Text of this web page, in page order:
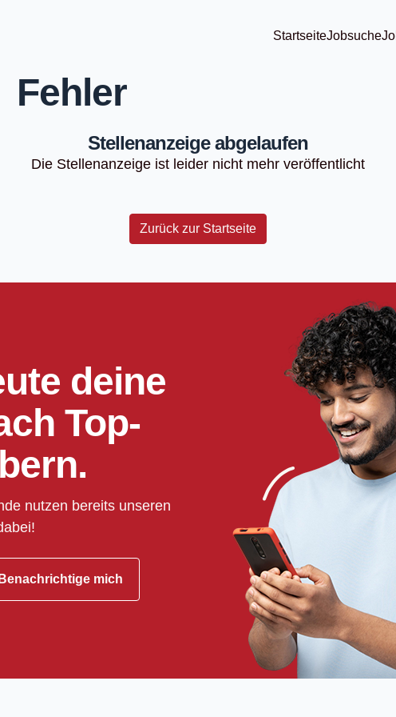
StartseiteJobsuche
Fehler
Stellenanzeige abgelaufen
Die Stellenanzeige ist leider nicht mehr veröffentlicht
Zurück zur Startseite
deine
Top-
nutzen bereits unseren
Benachrichtige mich